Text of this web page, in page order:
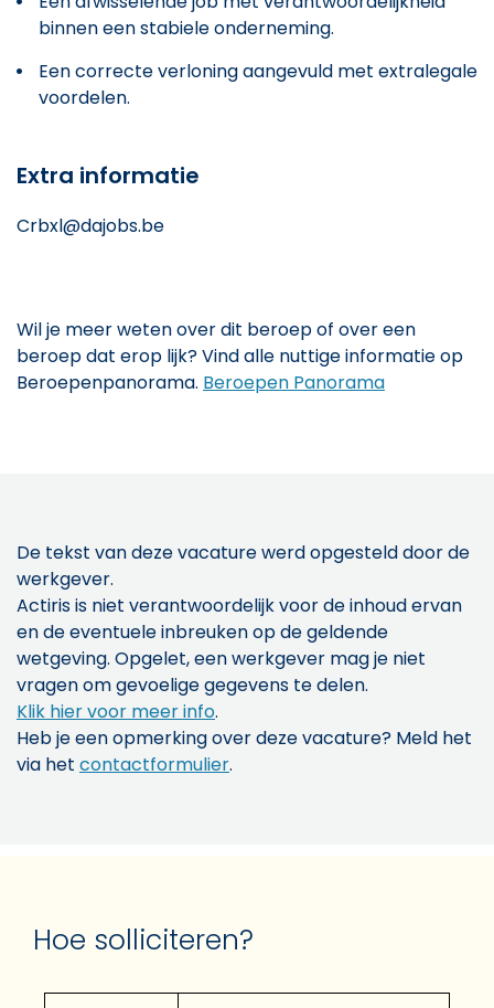
binnen een stabiele onderneming.
Een correcte verloning aangevuld met extralegale
voordelen.
Extra informatie
Crbxl@dajobs.be
Wil je meer weten over dit beroep of over een
beroep dat erop lijk? Vind alle nuttige informatie op
Beroepenpanorama. Beroepen Panorama
De tekst van deze vacature werd opgesteld door de
werkgever.
Actiris is niet verantwoordelijk voor de inhoud ervan
en de eventuele inbreuken op de geldende
wetgeving. Opgelet, een werkgever mag je niet
vragen om gevoelige gegevens te delen.
Klik hier voor meer info.
Heb je een opmerking over deze vacature? Meld het
via het contactformulier.
Hoe solliciteren?